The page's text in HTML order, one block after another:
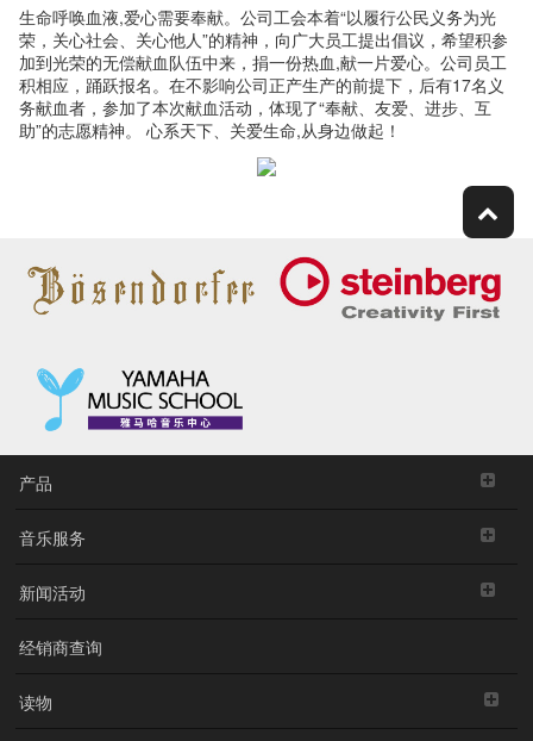
生命呼唤血液,爱心需要奉献。公司工会本着“以履行公民义务为光
荣，关心社会、关心他人”的精神，向广大员工提出倡议，希望积参
加到光荣的无偿献血队伍中来，捐一份热血,献一片爱心。公司员工
积相应，踊跃报名。在不影响公司正产生产的前提下，后有17名义
务献血者，参加了本次献血活动，体现了“奉献、友爱、进步、互
助”的志愿精神。 心系天下、关爱生命,从身边做起！
产品
音乐服务
新闻活动
经销商查询
读物